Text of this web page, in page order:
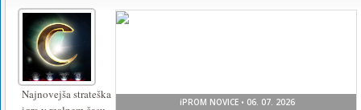
igranje
te
igre
namestite
Najnovejša strateška